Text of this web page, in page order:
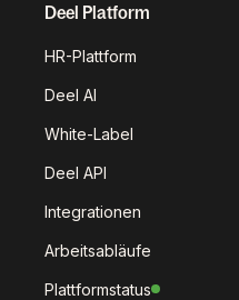
Deel Platform
HR-Plattform
Deel AI
White-Label
Deel API
Integrationen
Arbeitsabläufe
Plattformstatus